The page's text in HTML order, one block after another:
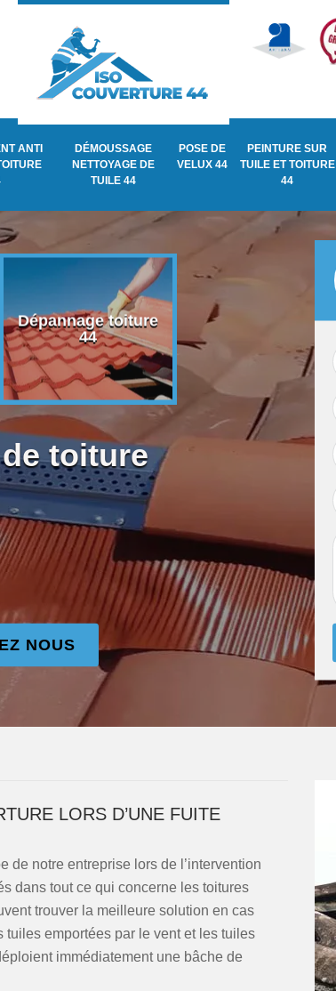
ANTI
DÉMOUSSAGE
NETTOYAGE DE
TUILE 44
POSE DE
VELUX 44
PEINTURE SUR
TUILE ET TOITURE
44
Dépannage toiture
44
Recherche de
toiture
NOUS
LORS D’UNE FUITE
de notre entreprise lors de l’intervention
dans tout ce qui concerne les toitures
trouver la meilleure solution en cas
emportées par le vent et les tuiles
immédiatement une bâche de